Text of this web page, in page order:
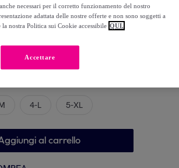
4-L 5-XL
al carrello
necessari per il corretto funzionamento del nostro
adattata delle nostre offerte e non sono soggetti a
nostra Politica sui Cookie accessibile QUI.
Accettare